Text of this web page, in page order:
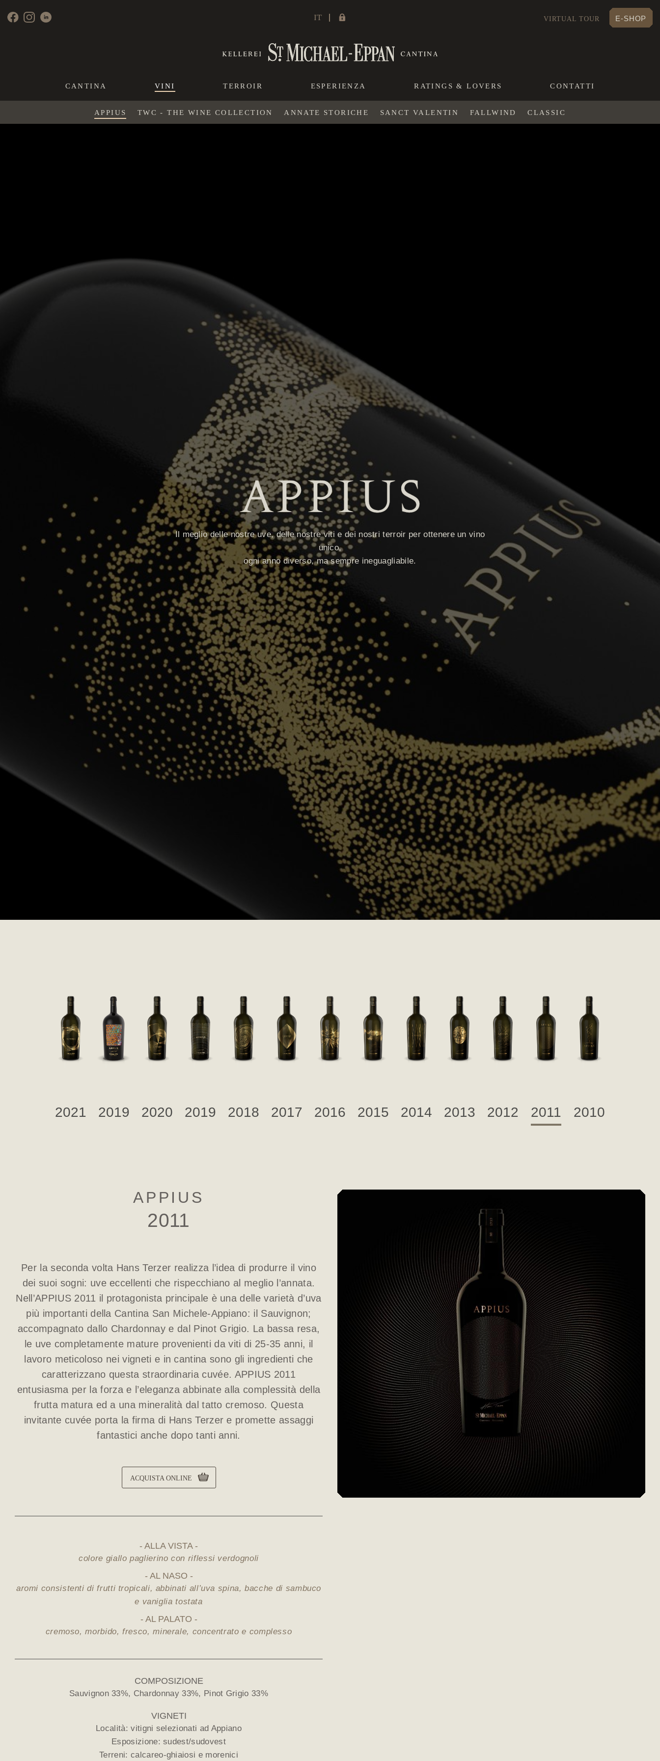
IT VIRTUAL TOUR E-SHOP
CANTINA VINI TERROIR ESPERIENZA RATINGS & LOVERS CONTATTI
APPIUS TWC - THE WINE COLLECTION ANNATE STORICHE SANCT VALENTIN FALLWIND CLASSIC
Il meglio delle nostre uve, delle nostre viti e dei nostri terroir per ottenere un vino
unico,
ogni anno diverso, ma sempre ineguagliabile.
2021 2019 2020 2019 2018 2017 2016 2015 2014 2013 2012 2011 2010
APPIUS
2011
Per la seconda volta Hans Terzer realizza l’idea di produrre il vino
dei suoi sogni: uve eccellenti che rispecchiano al meglio l’annata.
Nell’APPIUS 2011 il protagonista principale è una delle varietà d’uva
più importanti della Cantina San Michele-Appiano: il Sauvignon;
accompagnato dallo Chardonnay e dal Pinot Grigio. La bassa resa,
le uve completamente mature provenienti da viti di 25-35 anni, il
lavoro meticoloso nei vigneti e in cantina sono gli ingredienti che
caratterizzano questa straordinaria cuvée. APPIUS 2011
entusiasma per la forza e l’eleganza abbinate alla complessità della
frutta matura ed a una mineralità dal tatto cremoso. Questa
invitante cuvée porta la firma di Hans Terzer e promette assaggi
fantastici anche dopo tanti anni.
ACQUISTA ONLINE
ALLA VISTA
colore giallo paglierino con riflessi verdognoli
AL NASO
aromi consistenti di frutti tropicali, abbinati all’uva spina, bacche di sambuco
e vaniglia tostata
AL PALATO
cremoso, morbido, fresco, minerale, concentrato e complesso
COMPOSIZIONE
Sauvignon 33%, Chardonnay 33%, Pinot Grigio 33%
VIGNETI
Località: vitigni selezionati ad Appiano
Esposizione: sudest/sudovest
Terreni: calcareo-ghiaiosi e morenici